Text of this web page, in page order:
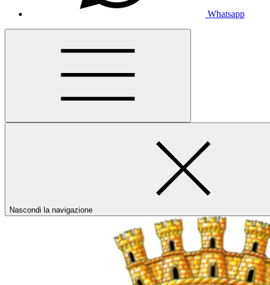
Whatsapp
Nascondi la navigazione